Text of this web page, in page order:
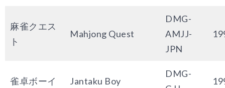
麻雀クエス
ト
Mahjong Quest
DMG-
AMJJ-
JPN
雀卓ボーイ Jantaku Boy
DMG-